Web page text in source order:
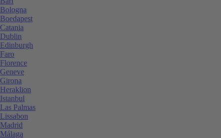
Bologna
Boedapest
Catania
Dublin
Edinburgh
Faro
Florence
Geneve
Girona
Heraklion
Istanbul
Las Palmas
Lissabon
Madrid
Málaga